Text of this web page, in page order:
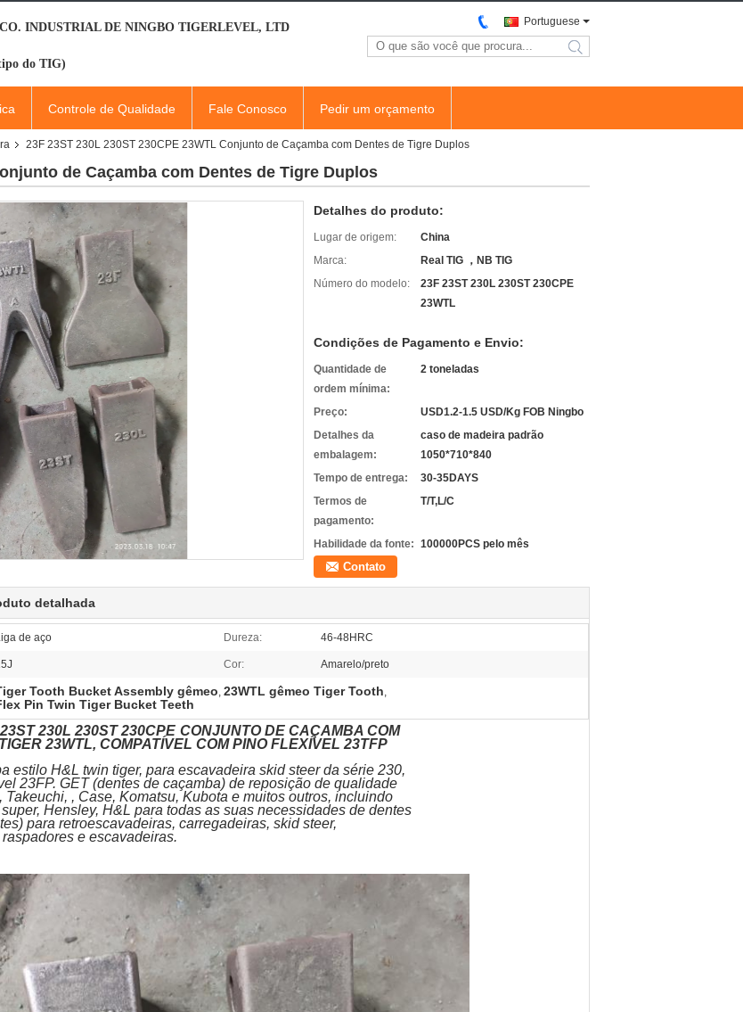
INDUSTRIAL DE NINGBO TIGERLEVEL, LTD
do TIG)
Portuguese
search
Controle de Qualidade Fale Conosco Pedir um orçamento
23F 23ST 230L 230ST 230CPE 23WTL Conjunto de Caçamba com Dentes de Tigre Duplos
de Caçamba com Dentes de Tigre Duplos
Detalhes do produto:
Lugar de origem:
China
Marca:
Real TIG ，NB TIG
Número do modelo:
23F 23ST 230L 230ST 230CPE
23WTL
Condições de Pagamento e Envio:
Quantidade de
ordem mínima:
2 toneladas
Preço:
USD1.2-1.5 USD/Kg FOB Ningbo
Detalhes da
embalagem:
caso de madeira padrão
1050*710*840
Tempo de entrega:
30-35DAYS
Termos de
pagamento:
T/T,L/C
Habilidade da fonte: 100000PCS pelo mês
Contato
detalhada
de aço Dureza: 46-48HRC
Cor: Amarelo/preto
Tooth Bucket Assembly gêmeo, 23WTL gêmeo Tiger Tooth,
Pin Twin Tiger Bucket Teeth
230L 230ST 230CPE CONJUNTO DE CAÇAMBA COM
23WTL, COMPATÍVEL COM PINO FLEXÍVEL 23TFP
estilo H&L twin tiger, para escavadeira skid steer da série 230,
23FP. GET (dentes de caçamba) de reposição de qualidade
Takeuchi, , Case, Komatsu, Kubota e muitos outros, incluindo
Hensley, H&L para todas as suas necessidades de dentes
para retroescavadeiras, carregadeiras, skid steer,
e escavadeiras.